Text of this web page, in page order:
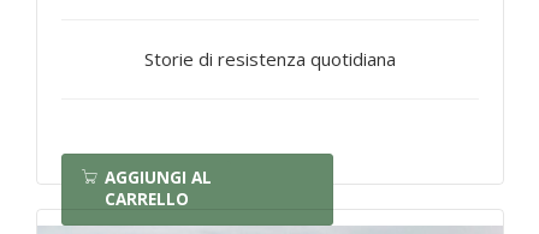
Storie di resistenza quotidiana
AGGIUNGI AL
CARRELLO